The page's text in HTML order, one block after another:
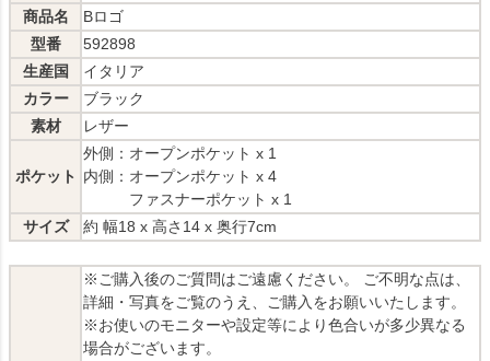
商品名
Bロゴ
型番
592898
生産国
イタリア
カラー
ブラック
素材
レザー
ポケット
外側：オープンポケット x 1
内側：オープンポケット x 4
ファスナーポケット x 1
サイズ
約 幅18 x 高さ14 x 奥行7cm
※ご購入後のご質問はご遠慮ください。 ご不明な点は、
詳細・写真をご覧のうえ、ご購入をお願いいたします。
※お使いのモニターや設定等により色合いが多少異なる
場合がございます。